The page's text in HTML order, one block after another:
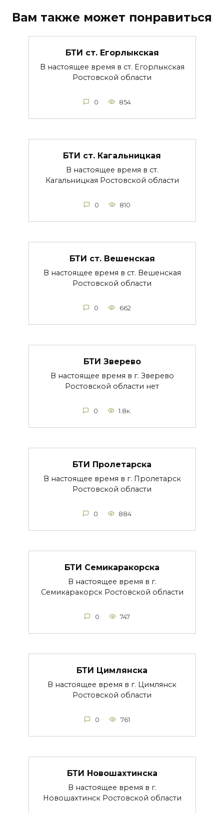
Вам также может понравиться
БТИ ст. Егорлыкская
В настоящее время в ст. Егорлыкская
Ростовской области
0 854
БТИ ст. Кагальницкая
В настоящее время в ст.
Кагальницкая Ростовской области
0 810
БТИ ст. Вешенская
В настоящее время в ст. Вешенская
Ростовской области
0 662
БТИ Зверево
В настоящее время в г. Зверево
Ростовской области нет
0 1.8к.
БТИ Пролетарска
В настоящее время в г. Пролетарск
Ростовской области
0 884
БТИ Семикаракорска
В настоящее время в г.
Семикаракорск Ростовской области
0 747
БТИ Цимлянска
В настоящее время в г. Цимлянск
Ростовской области
0 761
БТИ Новошахтинска
В настоящее время в г.
Новошахтинск Ростовской области